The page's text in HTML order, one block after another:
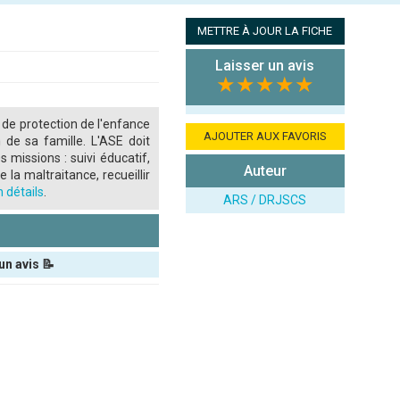
de protection de l'enfance
sa famille. L'ASE doit
missions : suivi éducatif,
la maltraitance, recueillir
détails
avis 📝
METTRE À JOUR LA FICHE
Laisser un avis
★★★★★
AJOUTER AUX FAVORIS
Auteur
ARS / DRJSCS